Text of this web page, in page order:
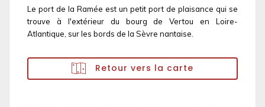
Le port de la Ramée est un petit port de plaisance qui se
trouve à l'extérieur du bourg de Vertou en Loire-
Atlantique, sur les bords de la Sèvre nantaise.
Retour vers la carte